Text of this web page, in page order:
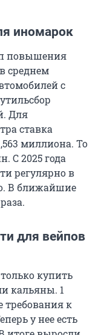
иномарок
повышения
среднем
с
Для
ставка
миллиона. То
С 2025 года
регулярно в
В ближайшие
для вейпов
купить
кальяны. 1
требования к
у нее есть